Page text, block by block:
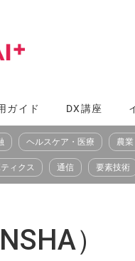
ガイド DX講座
ヘルスケア・医療 農業
ィクス 通信 要素技術
）